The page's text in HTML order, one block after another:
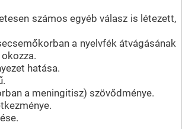
számos egyéb válasz is létezett,
a nyelvfék átvágásának
hatása.
a meningitisz) szövődménye.